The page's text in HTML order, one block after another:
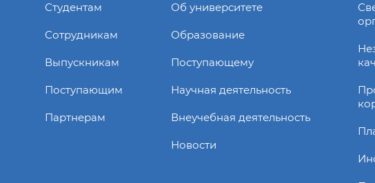
Студентам
Сотрудникам
Выпускникам
Поступающим
Партнерам
Об университете
Образование
Поступающему
Научная деятельность
Внеучебная деятельность
Новости